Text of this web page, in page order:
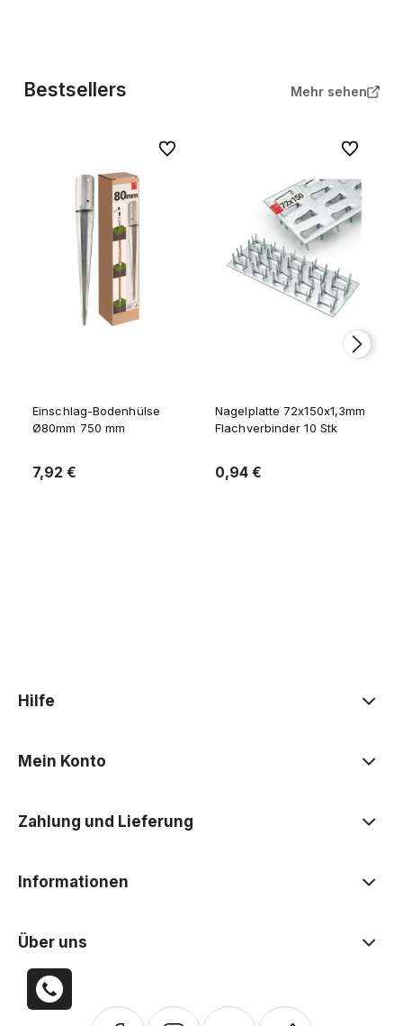
Bestsellers Mehr sehen
Einschlag-Bodenhülse
Ø80mm 750 mm
7,92 €
Zu Favoriten
Nagelplatte 72x150x1,3mm
Flachverbinder 10 Stk
0,94 €
Zu
Hilfe
Mein Konto
Zahlung und Lieferung
Informationen
Über uns